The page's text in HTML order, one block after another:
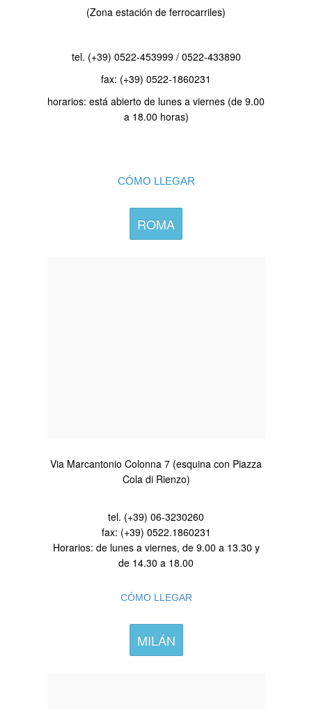
(Zona estación de ferrocarriles)
tel. (+39) 0522-453999 / 0522-433890
fax: (+39) 0522-1860231
horarios: está abierto de lunes a viernes (de 9.00
a 18.00 horas)
CÓMO LLEGAR
ROMA
Via Marcantonio Colonna 7 (esquina con Piazza
Cola di Rienzo)
tel. (+39) 06-3230260
fax: (+39) 0522.1860231
Horarios: de lunes a viernes, de 9.00 a 13.30 y
de 14.30 a 18.00
CÓMO LLEGAR
MILÁN